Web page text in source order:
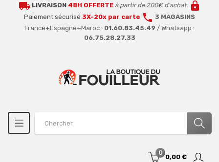
local_shipping LIVRAISON 48H OFFERTE à partir de 200€ d'achat. lock
Paiement sécurisé 3X-20x par carte call 3 MAGASINS
France+Espagne+Maroc : 01.60.83.45.49 / Whatsapp :
06.75.28.27.33
0
0,00 €